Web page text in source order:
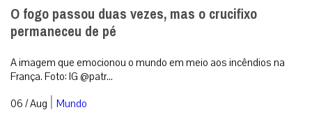
O fogo passou duas vezes, mas o crucifixo
permaneceu de pé
A imagem que emocionou o mundo em meio aos incêndios na
França. Foto: IG @patr...
06 / Aug | Mundo